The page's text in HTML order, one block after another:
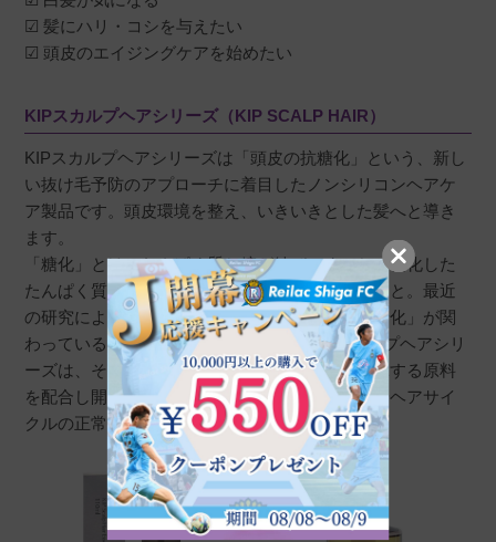
☑ 髪にハリ・コシを与えたい
☑ 頭皮のエイジングケアを始めたい
KIPスカルプヘアシリーズ（KIP SCALP HAIR）
KIPスカルプヘアシリーズは「頭皮の抗糖化」という、新し
い抜け毛予防のアプローチに着目したノンシリコンヘアケ
ア製品です。頭皮環境を整え、いきいきとした髪へと導き
ます。
「糖化」とは、たんぱく質と糖が結びつくことで糖化した
たんぱく質が生成され、体内に蓄積してしまうこと。最近
の研究によると、頭皮の老化にも「毛包周囲の糖化」が関
わっていること明らかになりました。KIPスカルプヘアシリ
ーズは、そんな頭皮への高いい抗糖化効果を発揮する原料
を配合し開発。抜け毛予防として、毛包の保護やヘアサイ
クルの正常化を促します。